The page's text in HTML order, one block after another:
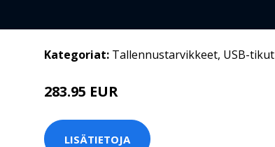
Kategoriat: Tallennustarvikkeet, USB-tikut
283.95 EUR
LISÄTIETOJA